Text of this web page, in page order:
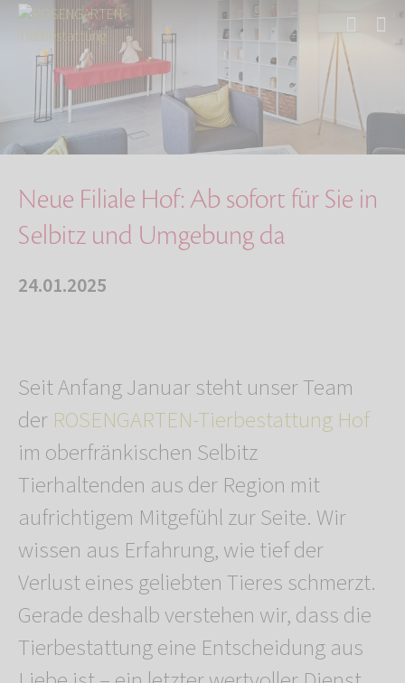
Start Über uns
Aktuelles
Neue Filiale Hof: Ab sofort für Sie in Selbit…
Neue Filiale Hof: Ab sofort für Sie in
Selbitz und Umgebung da
24.01.2025
Seit Anfang Januar steht unser Team
der ROSENGARTEN-Tierbestattung Hof
im oberfränkischen Selbitz
Tierhaltenden aus der Region mit
aufrichtigem Mitgefühl zur Seite. Wir
wissen aus Erfahrung, wie tief der
Verlust eines geliebten Tieres schmerzt.
Gerade deshalb verstehen wir, dass die
Tierbestattung eine Entscheidung aus